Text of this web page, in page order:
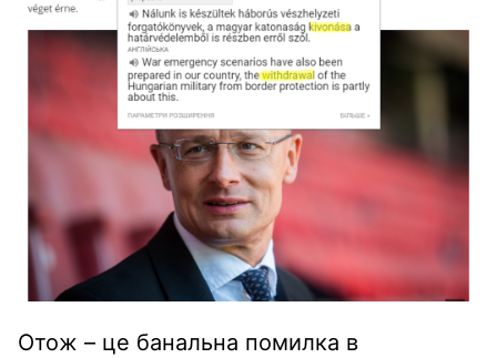
Отож – це банальна помилка в